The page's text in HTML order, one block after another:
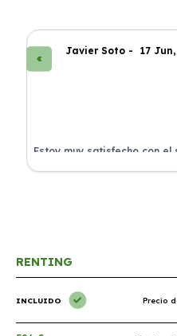
Javier Soto - 17
Estoy muy satisfecho con
he contratado. ¡Todo
RENTING
INCLUIDO Precio